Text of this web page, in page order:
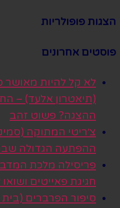
הצגות פופולריות
פוסטים אחרונים
לא קל להיות
(תיאטרון אלעד) –
ההצגה? פשוט זהב
צ׳ריטי המתוקה
ההפתעה הגדולה
פריסילה מלכת
חגיגת פאייטים
סיפור הפרברים